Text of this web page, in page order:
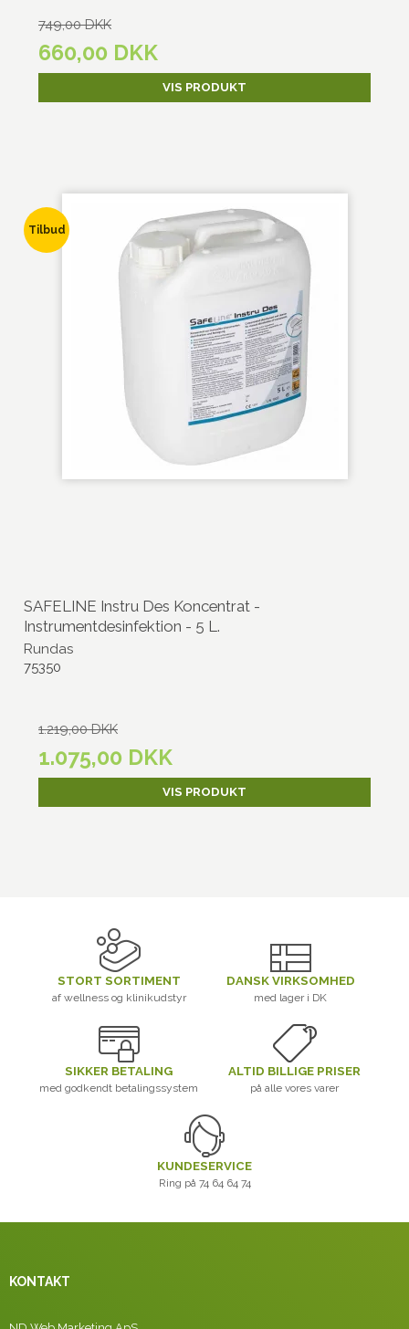
749,00 DKK
660,00 DKK
VIS PRODUKT
Tilbud
SAFELINE Instru Des Koncentrat -
Instrumentdesinfektion - 5 L.
Rundas
75350
1.219,00 DKK
1.075,00 DKK
VIS PRODUKT
STORT SORTIMENT
af wellness og klinikudstyr
DANSK VIRKSOMHED
med lager i DK
SIKKER BETALING
med godkendt betalingssystem
ALTID BILLIGE PRISER
på alle vores varer
KUNDESERVICE
Ring på 74 64 64 74
KONTAKT